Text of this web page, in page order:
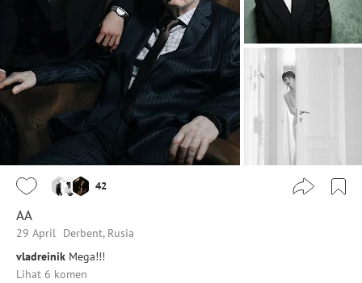
42
AA
29 April Derbent, Rusia
vladreinik Mega!!!
Lihat 6 komen